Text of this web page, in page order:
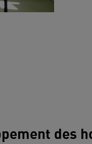
des